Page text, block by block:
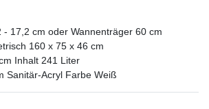
- 17,2 cm oder Wannenträger 60 cm
160 x 75 x 46 cm
Inhalt 241 Liter
Sanitär-Acryl Farbe Weiß